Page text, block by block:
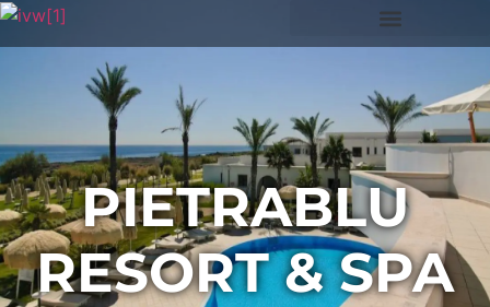
PIETRABLU
RESORT & SPA